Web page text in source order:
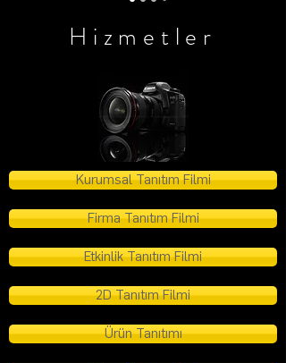
Hizmetler
Kurumsal Tanıtım Filmi
Firma Tanıtım Filmi
Etkinlik Tanıtım Filmi
2D Tanıtım Filmi
Ürün Tanıtımı